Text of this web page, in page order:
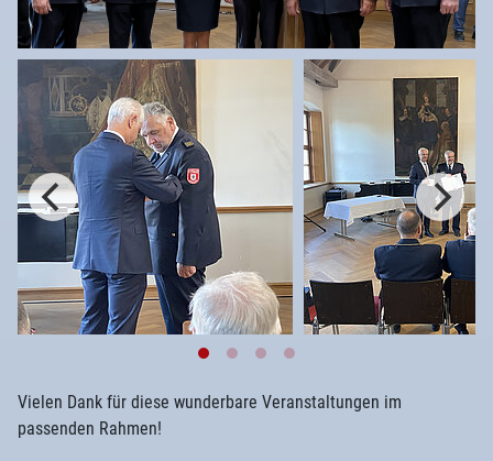
Vielen Dank für diese wunderbare Veranstaltungen im
passenden Rahmen!